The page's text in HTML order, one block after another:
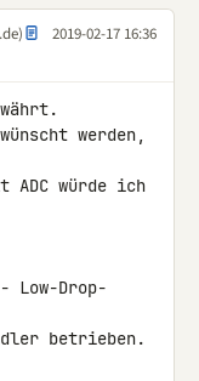
2019-02-17 16:36
werden,
ADC würde ich
Low-Drop-
betrieben.